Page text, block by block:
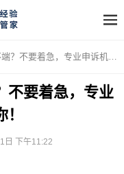
要着急，专业申诉机构帮你！
不要着急，专业
日 下午11:22